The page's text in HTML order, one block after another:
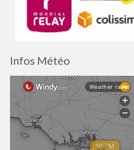
Infos Météo